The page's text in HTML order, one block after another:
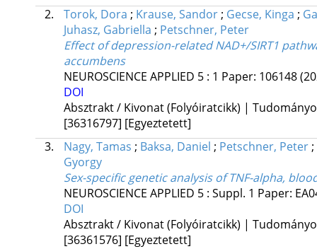
2.
Torok, Dora ; Krause, Sandor; Gecse, Kinga ;
Juhasz, Gabriella ; Petschner, Peter
Effect of depression-related NAD+/SIRT1
accumbens
NEUROSCIENCE APPLIED 5: 1 Paper: 106148
DOI
Absztrakt / Kivonat (Folyóiratcikk) |
[36316797] [Egyeztetett]
3.
Nagy, Tamas ; Baksa, Daniel ; Petschner, Peter;
Gyorgy
Sex-specific genetic analysis of TNF-alpha,
NEUROSCIENCE APPLIED 5: Suppl. 1 Paper:
DOI
Absztrakt / Kivonat (Folyóiratcikk) |
[36361576] [Egyeztetett]